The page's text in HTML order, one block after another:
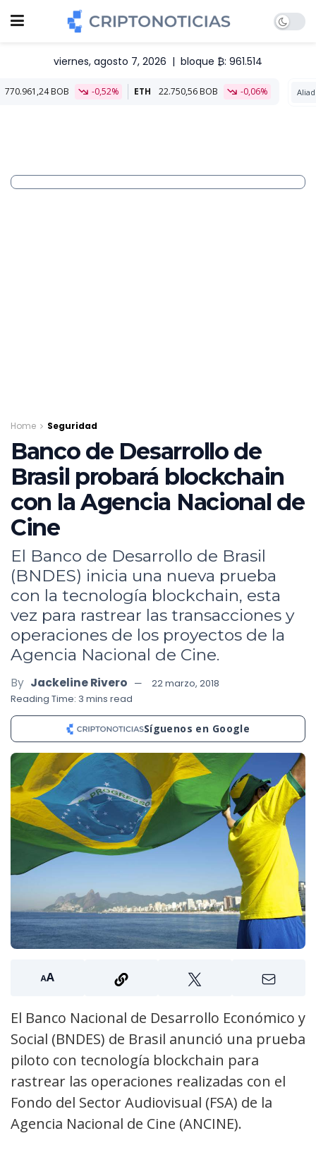
viernes, agosto 7, 2026 | bloque ₿: 961.514
-0,52% ETH 22.750,56 BOB -0,06% Aliado
Home Seguridad
Banco de Desarrollo de
Brasil probará blockchain
con la Agencia Nacional de
Cine
El Banco de Desarrollo de Brasil
(BNDES) inicia una nueva prueba
con la tecnología blockchain, esta
vez para rastrear las transacciones y
operaciones de los proyectos de la
Agencia Nacional de Cine.
By Jackeline Rivero
22 marzo, 2018
Reading Time: 3 mins read
Síguenos en Google
El Banco Nacional de Desarrollo Económico y
Social (BNDES) de Brasil anunció una prueba
piloto con tecnología blockchain para
rastrear las operaciones realizadas con el
Fondo del Sector Audiovisual (FSA) de la
Agencia Nacional de Cine (ANCINE).